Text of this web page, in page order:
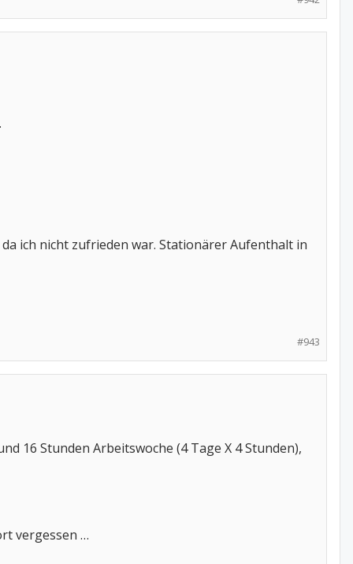
ich nicht zufrieden war. Stationärer Aufenthalt in
#943
16 Stunden Arbeitswoche (4 Tage X 4 Stunden),
vergessen …